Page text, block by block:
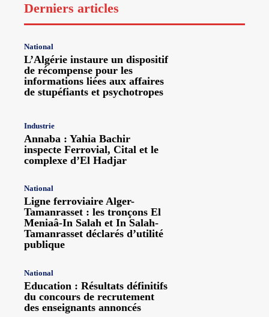
Derniers articles
National
L’Algérie instaure un dispositif
de récompense pour les
informations liées aux affaires
de stupéfiants et psychotropes
Industrie
Annaba : Yahia Bachir
inspecte Ferrovial, Cital et le
complexe d’El Hadjar
National
Ligne ferroviaire Alger-
Tamanrasset : les tronçons El
Meniaâ-In Salah et In Salah-
Tamanrasset déclarés d’utilité
publique
National
Education : Résultats définitifs
du concours de recrutement
des enseignants annoncés